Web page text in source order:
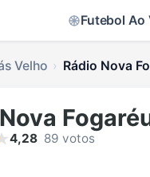
Futebol Ao
Velho Rádio Nova
4,28 89 votos